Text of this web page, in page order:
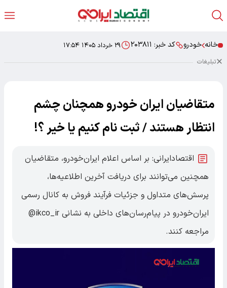
خانه خودرو کد خبر: ۲۰۳۸۱۱ ۲۹ خرداد ۱۴۰۵ ۱۷:۵۴
تبلیغات
متقاضیان ایران خودرو همچنان چشم
انتظار هستند / ثبت نام کنیم یا خیر ؟!
اقتصادایرانی: بر اساس اعلام ایران‌خودرو، متقاضیان
همچنین می‌توانند برای دریافت آخرین اطلاعیه‌ها،
پرسش‌های متداول و جزئیات فرآیند فروش به کانال رسمی
ایران‌خودرو در پیام‌رسان‌های داخلی به نشانی ikco_ir@
مراجعه کنند.